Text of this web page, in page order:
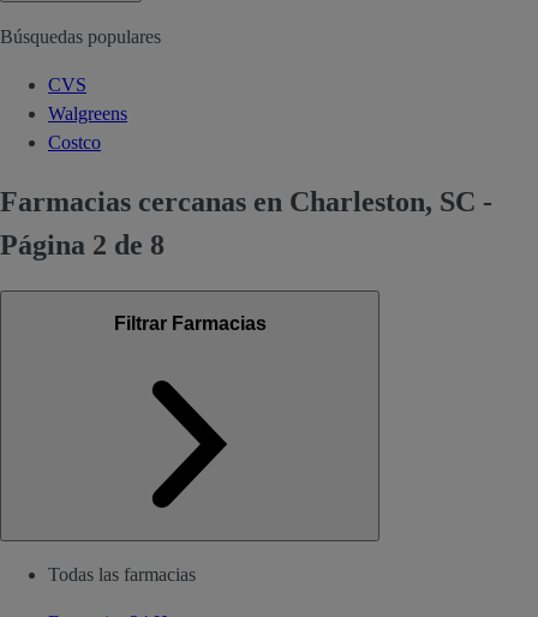
Búsquedas populares
CVS
Walgreens
Costco
Farmacias cercanas en Charleston, SC -
Página 2 de 8
Filtrar Farmacias
Todas las farmacias